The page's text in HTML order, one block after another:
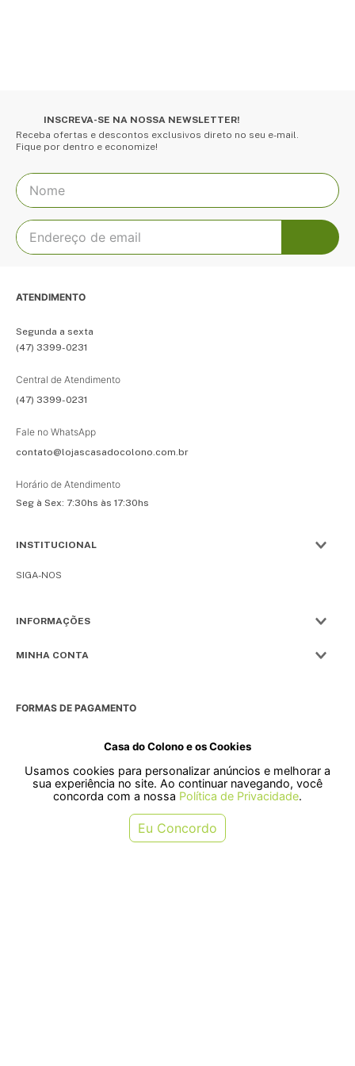
Casa do Colono e os Cookies
Usamos cookies para personalizar anúncios e melhorar a
sua experiência no site. Ao continuar navegando, você
concorda com a nossa Política de Privacidade.
Eu Concordo
INSCREVA-SE NA NOSSA NEWSLETTER!
Receba ofertas e descontos exclusivos direto no seu e-mail.
Fique por dentro e economize!
ATENDIMENTO
Segunda a sexta
(47) 3399-0231
Central de Atendimento
(47) 3399-0231
Fale no WhatsApp
contato@lojascasadocolono.com.br
Horário de Atendimento
Seg à Sex: 7:30hs às 17:30hs
INSTITUCIONAL
SIGA-NOS
INFORMAÇÕES
MINHA CONTA
FORMAS DE PAGAMENTO
SELOS
Rua Pre. Frederico Hardt, 119 - Centro, Indaial - SC, 89080-018